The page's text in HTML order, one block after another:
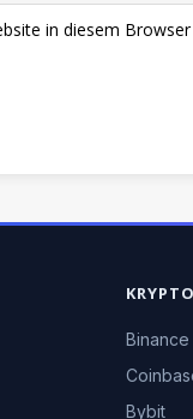
in diesem
Binance
Bybit